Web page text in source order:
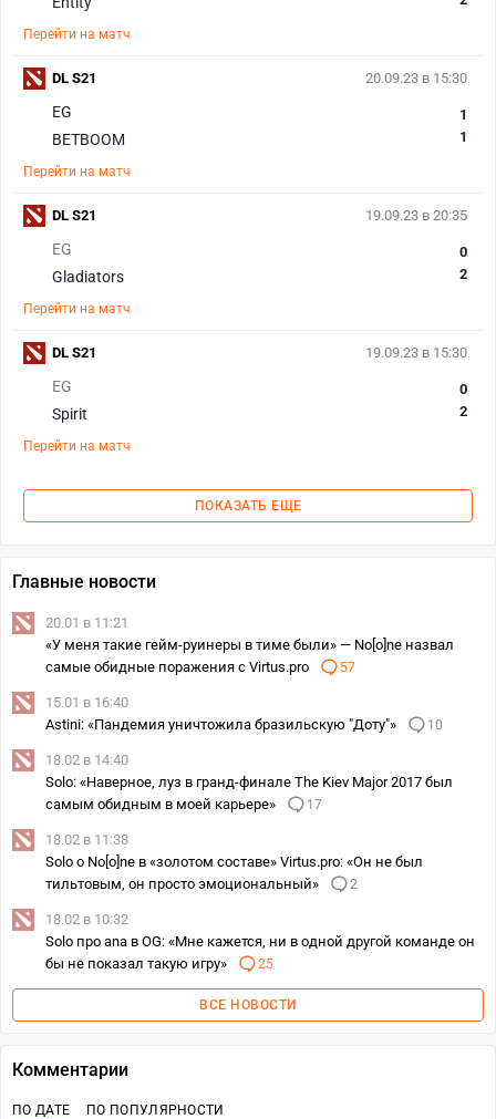
Перейти на матч
20.09.23 в 15:30
EG
BETBOOM
1
1
Перейти на матч
DL S21
19.09.23 в 20:35
EG
Gladiators
0
2
Перейти на матч
DL S21
19.09.23 в 15:30
EG
Spirit
0
2
Перейти на матч
DL S21
ПОКАЗАТЬ ЕЩЕ
Главные новости
20.01 в 11:21
«У меня такие гейм-руинеры в тиме были» — No[o]ne назвал
самые обидные поражения с Virtus.pro
57
15.01 в 16:40
Astini: «Пандемия уничтожила бразильскую "Доту"»
10
18.02 в 14:40
Solo: «Наверное, луз в гранд-финале The Kiev Major 2017 был
самым обидным в моей карьере»
17
18.02 в 11:38
Solo о No[o]ne в «золотом составе» Virtus.pro: «Он не был
тильтовым, он просто эмоциональный»
2
18.02 в 10:32
Solo про ana в OG: «Мне кажется, ни в одной другой команде он
бы не показал такую игру»
25
ВСЕ НОВОСТИ
Комментарии
ПО ДАТЕ ПО ПОПУЛЯРНОСТИ